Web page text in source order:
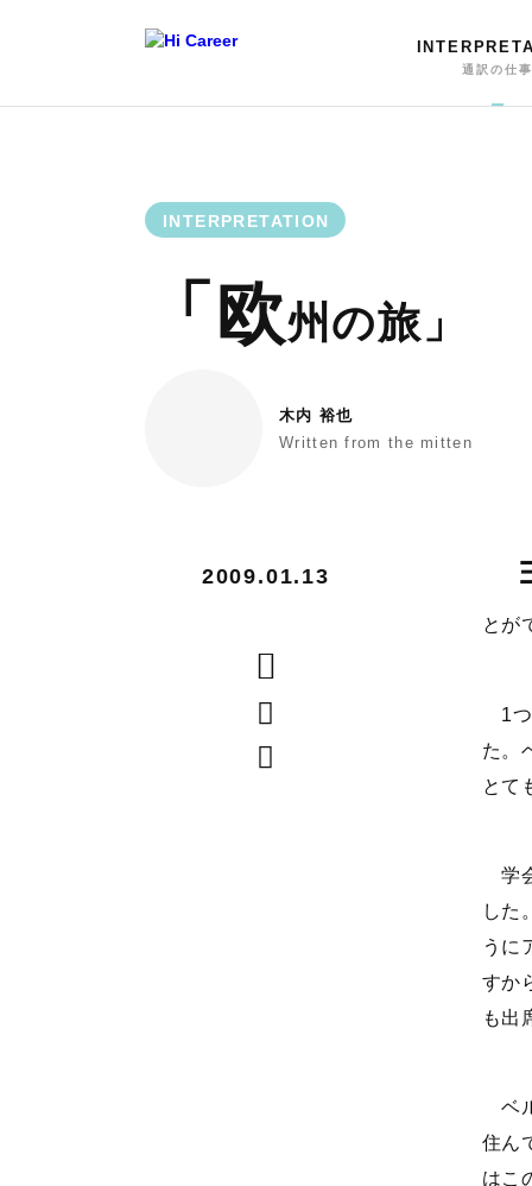
通訳の仕
INTERPRETATION
「欧州の旅」
木内 裕也
Written from the mitten
2009.01.13
とが
1つ
た。
とて
学
した
うに
すか
も出
ベ
住ん
はこ